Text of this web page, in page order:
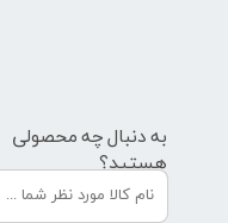
به دنبال چه محصولی
هستید؟